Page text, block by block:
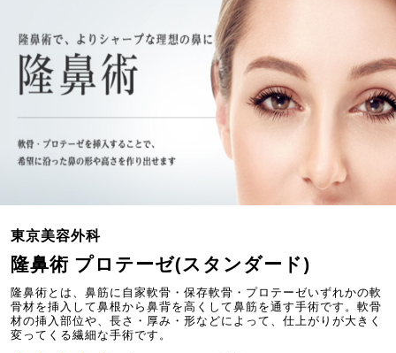
東京美容外科
隆鼻術 プロテーゼ(スタンダード)
隆鼻術とは、鼻筋に自家軟骨・保存軟骨・プロテーゼいずれかの軟
骨材を挿入して鼻根から鼻背を高くして鼻筋を通す手術です。軟骨
材の挿入部位や、長さ・厚み・形などによって、仕上がりが大きく
変ってくる繊細な手術です。